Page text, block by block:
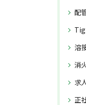
配
溶
消
求
正